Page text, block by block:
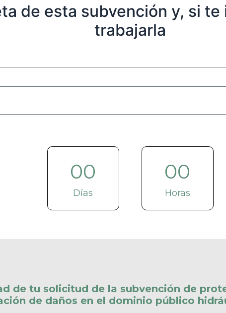
de esta subvención y, si
trabajarla
00
Días
00
Horas
de tu solicitud de la subvención de
de daños en el dominio público